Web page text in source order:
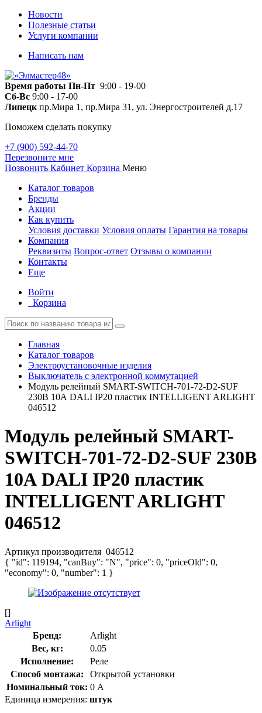
Новости
Полезные статьи
Услуги компании
Написать нам
Время работы Пн-Пт 9:00 - 19-00
Сб-Вс 9:00 - 17-00
Липецк пр.Мира 1, пр.Мира 31, ул. Энергостроителей д.17
Поможем сделать покупку
+7 (900) 592-44-70
Перезвоните мне
Позвонить Кабинет Корзина Меню
Каталог товаров
Бренды
Акции
Как купить
Условия доставки Условия оплаты Гарантия на товары
Компания
Реквизиты Вопрос-ответ Отзывы о компании
Контакты
Еще
Войти
Корзина
Главная
Каталог товаров
Электроустановочные изделия
Выключатель с электронной коммутацией
Модуль релейный SMART-SWITCH-701-72-D2-SUF
230В 10А DALI IP20 пластик INTELLIGENT ARLIGHT
046512
Модуль релейный SMART-
SWITCH-701-72-D2-SUF 230В
10А DALI IP20 пластик
INTELLIGENT ARLIGHT
046512
Артикул производителя 046512
{ "id": 119194, "canBuy": "N", "price": 0, "priceOld": 0,
"economy": 0, "number": 1 }
[]
Arlight
Бренд:
Arlight
Вес, кг:
0.05
Исполнение:
Реле
Способ монтажа:
Открытой установки
Номинальный ток: 0 А
Единица измерения: штук